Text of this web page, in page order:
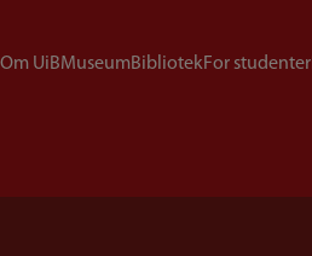
Om UiBMuseumBibliotekFor studenter